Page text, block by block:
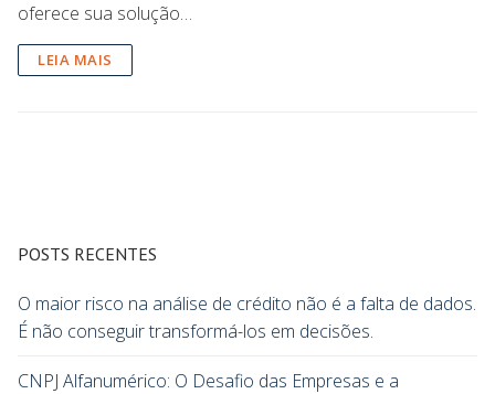
oferece sua solução…
LEIA MAIS
POSTS RECENTES
O maior risco na análise de crédito não é a falta de dados.
É não conseguir transformá-los em decisões.
CNPJ Alfanumérico: O Desafio das Empresas e a